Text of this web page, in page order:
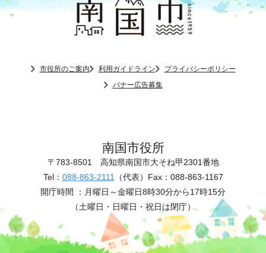
市役所のご案内 利用ガイドライン
プライバシーポリシー
バナー広告募集
南国市役所
〒783-8501 高知県南国市大そね甲2301番地
Tel： 088-863-2111 （代表） Fax：088-863-1167
開庁時間 ： 月曜日～金曜日8時30分から17時15分
（土曜日・日曜日・祝日は閉庁）